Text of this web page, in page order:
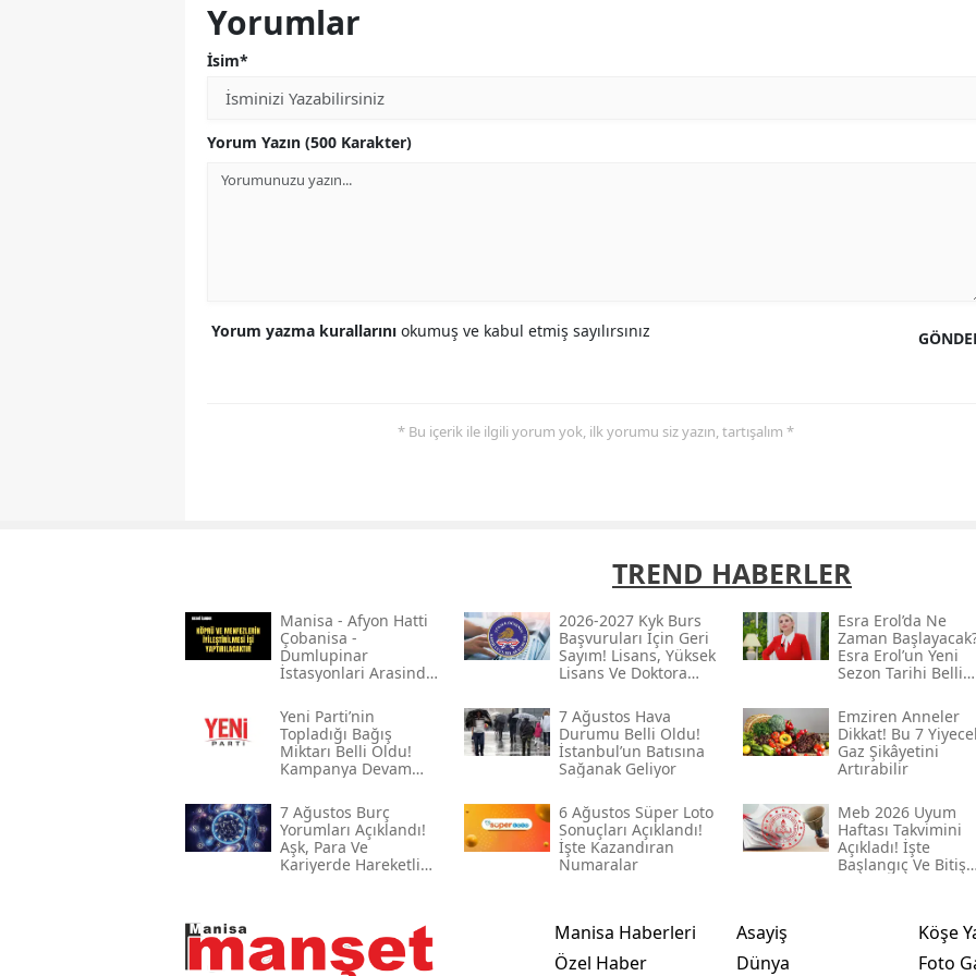
Yorumlar
İsim*
Yorum Yazın (500 Karakter)
Yorum yazma kurallarını okumuş ve kabul etmiş sayılırsınız
* Bu içerik ile ilgili yorum yok, ilk yorumu siz yazın, tartışalım *
TREND HABERLER
Mani̇sa - Afyon Hatti
Çobani̇sa -
Dumlupinar
İstasyonlari Arasinda
Ve Menfezleri̇n
Boyanmasi İle Köprü
Ve Menfezleri̇n
İyi̇leşti̇ri̇lmesi̇ İşi̇
2026-2027 Kyk Burs
Başvuruları Için Geri
Sayım! Lisans, Yüksek
Lisans Ve Doktora
Esra Erol’da Ne
Zaman
Esra Erol’un Yeni
Sezon Tarihi Belli
Yeni̇ Parti’nin
Topladığı Bağış
Miktarı Belli Oldu!
Kampanya Devam
7 Ağustos Hava
Durumu Belli Oldu!
İstanbul’un Batısına
Sağanak Geliyor
Emziren Anneler
Dikkat! Bu 7
Gaz Şikâyetini
Artırabilir
7 Ağustos Burç
Yorumları Açıklandı!
Aşk, Para Ve
Kariyerde Hareketli
6 Ağustos Süper Loto
Sonuçları Açıklandı!
İşte Kazandıran
Numaralar
Meb 2026 Uyum
Haftası Takvimini
Açıkladı! İşte
Başlangıç Ve Bitiş
Manisa Haberleri
Özel Haber
Asayiş
Dünya
Köşe
Foto